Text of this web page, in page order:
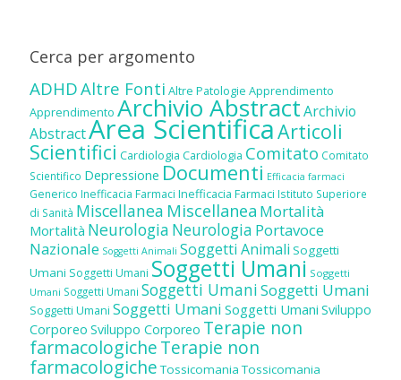
Cerca per argomento
ADHDAltre Fonti Altre Patologie Apprendimento
Apprendimento Archivio AbstractArchivio
AbstractArea ScientificaArticoli
Scientifici Cardiologia Cardiologia Comitato Comitato
Scientifico Depressione Documenti Efficacia farmaci
Generico Inefficacia Farmaci Inefficacia Farmaci Istituto Superiore
di Sanità Miscellanea Miscellanea Mortalità
Mortalità Neurologia Neurologia Portavoce
Nazionale Soggetti Animali Soggetti Animali Soggetti
Umani Soggetti Umani Soggetti Umani Soggetti
Umani Soggetti Umani Soggetti UmaniSoggetti Umani
Soggetti Umani Soggetti Umani Soggetti Umani Sviluppo
Corporeo Sviluppo Corporeo Terapie non
farmacologicheTerapie non
farmacologiche Tossicomania Tossicomania